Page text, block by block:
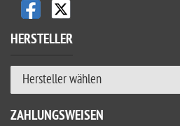
HERSTELLER
Hersteller wählen
ZAHLUNGSWEISEN